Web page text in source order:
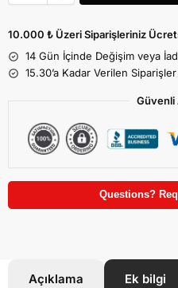
10.000 ₺ Üzeri Siparişleriniz
14 Gün İçinde Değişim veya
15.30’a Kadar Verilen
Güvenli
Questions?
Açıklama Ek bilgi